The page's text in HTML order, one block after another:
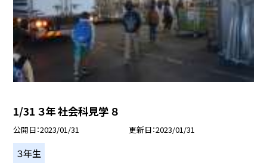
1/31 ３年 社会科見学 ８
公開日 2023/01/31 更新日 2023/01/31
３年生